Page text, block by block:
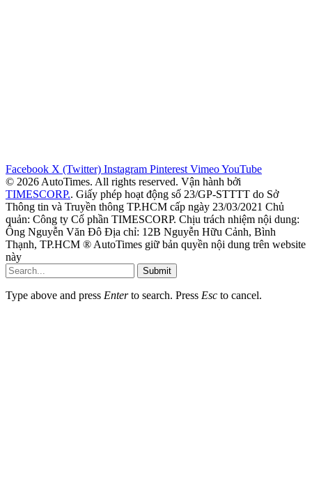
Facebook X (Twitter) Instagram Pinterest VimeoYouTube
© 2026 AutoTimes. All rights reserved. Vận hành bởi
TIMESCORP.. Giấy phép hoạt động số 23/GP-STTTT do Sở
Thông tin và Truyền thông TP.HCM cấp ngày 23/03/2021 Chủ
quản: Công ty Cổ phần TIMESCORP. Chịu trách nhiệm nội dung:
Ông Nguyễn Văn Đô Địa chỉ: 12B Nguyễn Hữu Cảnh, Bình
Thạnh, TP.HCM ® AutoTimes giữ bản quyền nội dung trên website
này
Submit
Type above and press Enterto search. Press Esc to cancel.